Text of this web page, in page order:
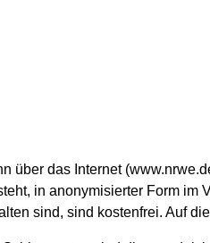
über das Internet
in anonymisierter Form im
sind, sind kostenfrei. Auf